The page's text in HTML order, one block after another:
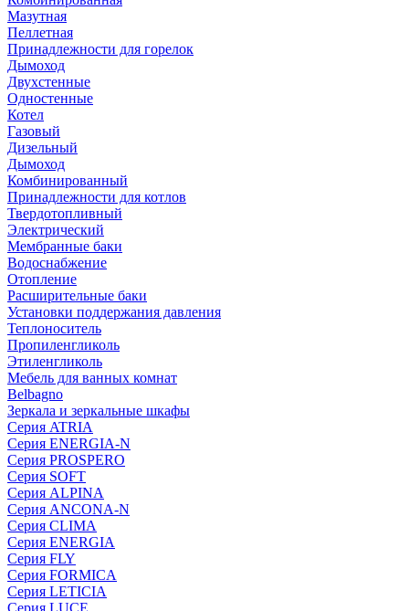
Мазутная
Пеллетная
Принадлежности для горелок
Дымоход
Двухстенные
Одностенные
Котел
Газовый
Дизельный
Дымоход
Комбинированный
Принадлежности для котлов
Твердотопливный
Электрический
Мембранные баки
Водоснабжение
Отопление
Расширительные баки
Установки поддержания давления
Теплоноситель
Пропиленгликоль
Этиленгликоль
Мебель для ванных комнат
Belbagno
Зеркала и зеркальные шкафы
Серия ATRIA
Серия ENERGIA-N
Серия PROSPERO
Серия SOFT
Серия ALPINA
Серия ANCONA-N
Серия CLIMA
Серия ENERGIA
Серия FLY
Серия FORMICA
Серия LETICIA
Серия LUCE